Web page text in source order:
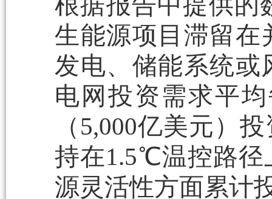
生能源项目滞留在
发电、储能系统或
电网投资需求平
（5,000亿美元）
持在1.5℃温控路径
源灵活性方面累计